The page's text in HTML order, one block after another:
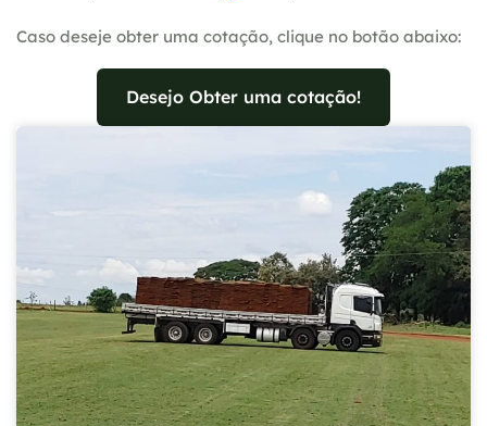
Caso deseje obter uma cotação, clique no botão abaixo:
Desejo Obter uma cotação!